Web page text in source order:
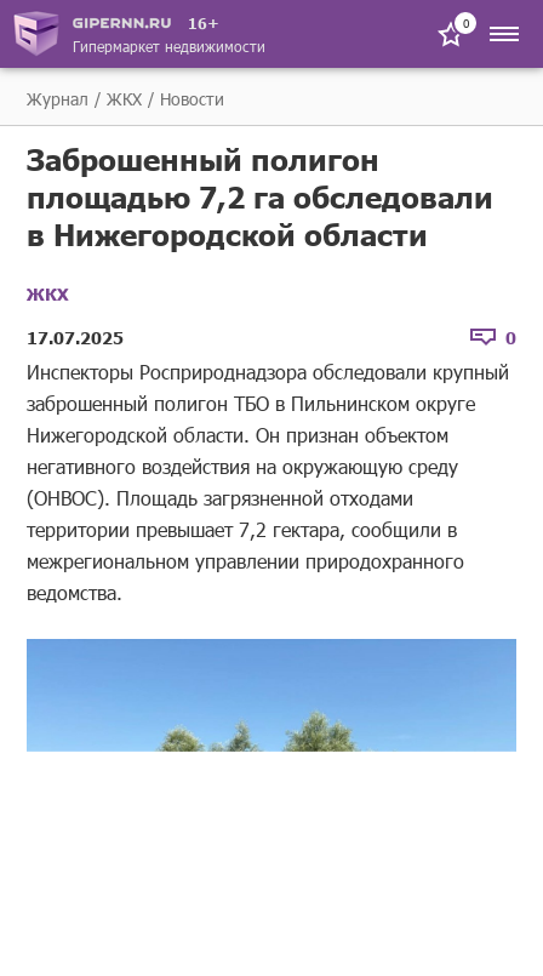
16+
Гипермаркет недвижимости
0
Журнал ЖКХ Новости
Заброшенный полигон
площадью 7,2 га обследовали
в Нижегородской области
ЖКХ
17.07.2025
0
Инспекторы Росприроднадзора обследовали крупный
заброшенный полигон ТБО в Пильнинском округе
Нижегородской области. Он признан объектом
негативного воздействия на окружающую среду
(ОНВОС). Площадь загрязненной отходами
территории превышает 7,2 гектара, сообщили в
межрегиональном управлении природохранного
ведомства.